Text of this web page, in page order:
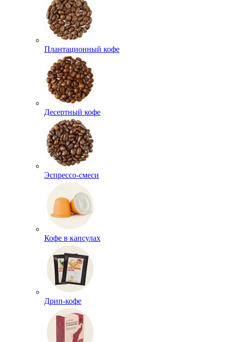
Плантационный кофе
Десертный кофе
Эспрессо-смеси
Кофе в капсулах
Дрип-кофе